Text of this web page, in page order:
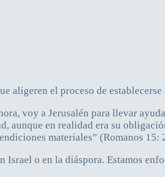
aligeren el proceso de
voy a Jerusalén para llevar
aunque en realidad era su
materiales” (Romanos 15:
o en la diáspora. Estamos